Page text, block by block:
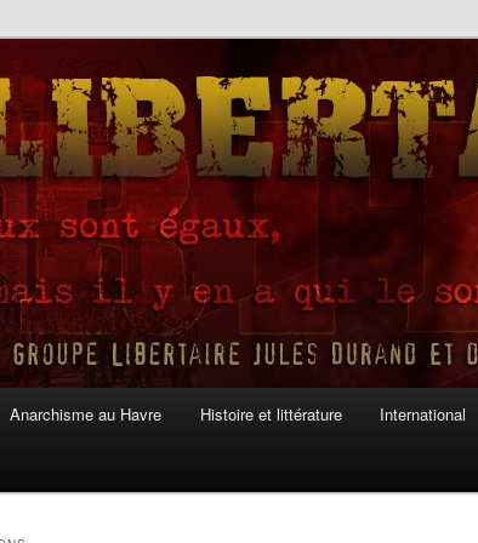
Anarchisme au Havre Histoire et littérature International